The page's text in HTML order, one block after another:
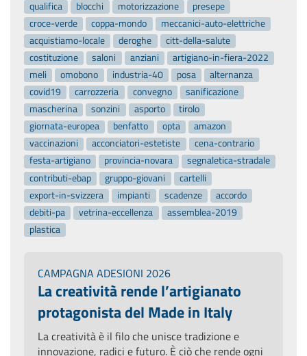
qualifica
blocchi motorizzazione
presepe
croce-verde
coppa-mondo
meccanici-auto-elettriche
acquistiamo-locale
deroghe
citt-della-salute
costituzione
saloni anziani
artigiano-in-fiera-2022
meli
omobono industria-40 posa
alternanza
covid19
carrozzeria convegno
sanificazione
mascherina
sonzini asporto
tirolo
giornata-europea
benfatto opta
amazon
vaccinazioni
acconciatori-estetiste
cena-contrario
festa-artigiano
provincia-novara
segnaletica-stradale
contributi-ebap
gruppo-giovani
cartelli
export-in-svizzera
impianti scadenze
accordo
debiti-pa
vetrina-eccellenza
assemblea-2019
plastica
CAMPAGNA ADESIONI 2026
La creatività rende l’artigianato
protagonista del Made in Italy
La creatività è il filo che unisce tradizione e
innovazione, radici e futuro. È ciò che rende ogni